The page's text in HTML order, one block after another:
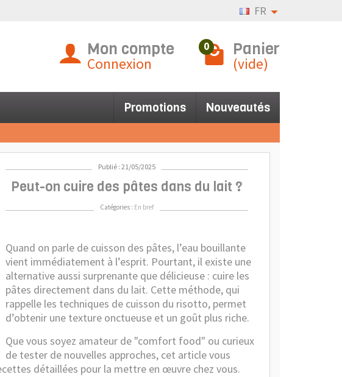
FR
Mon compte
Connexion
0 Panier
(vide)
Promotions Nouveautés
Publié : 21/05/2025
Peut-on cuire des pâtes dans du lait ?
Catégories : En bref
Quand on parle de cuisson des pâtes, l’eau bouillante
vient immédiatement à l’esprit. Pourtant, il existe une
alternative aussi surprenante que délicieuse : cuire les
pâtes directement dans du lait. Cette méthode, qui
rappelle les techniques de cuisson du risotto, permet
d’obtenir une texture onctueuse et un goût plus riche.
Que vous soyez amateur de "comfort food" ou curieux
de tester de nouvelles approches, cet article vous
détaillées pour la mettre en œuvre chez vous.